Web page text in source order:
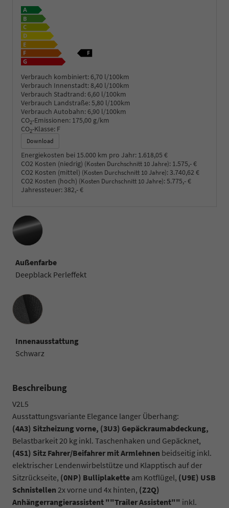
Verbrauch kombiniert: 6,70 l/100km
Verbrauch Innenstadt:8,40 l/100km
Verbrauch Stadtrand: 6,60 l/100km
Verbrauch Landstraße:5,80 l/100km
Verbrauch Autobahn: 6,90 l/100km
CO2-Emissionen: 175,00 g/km
CO2-Klasse: F
Download
Energiekosten bei 15.000 km pro Jahr: 1.618,05 €
CO2 Kosten (niedrig) (Kosten Durchschnitt 10 Jahre): 1.575,- €
CO2 Kosten (mittel) (Kosten Durchschnitt 10 Jahre):3.740,62 €
CO2 Kosten (hoch) (Kosten Durchschnitt 10 Jahre):5.775,- €
Jahressteuer:382,- €
Außenfarbe
Deepblack Perleffekt
Innenausstattung
Innenausstattung
Schwarz
Beschreibung
V2L5
Ausstattungsvariante Elegance langer Überhang:
(4A3) Sitzheizung vorne, (3U3) Gepäckraumabdeckung,
Belastbarkeit 20 kg inkl. Taschenhaken und Gepäcknet,
(4S1) Sitz Fahrer/Beifahrer mit Armlehnen beidseitig inkl.
elektrischer Lendenwirbelstütze und Klapptisch auf der
Sitzrückseite, (0NP) Bulliplakette am Kotflügel, (U9E) USB
Schnistellen 2x vorne und 4x hinten, (Z2Q)
Anhängerrangierassistent ""Trailer Assistent"" inkl.